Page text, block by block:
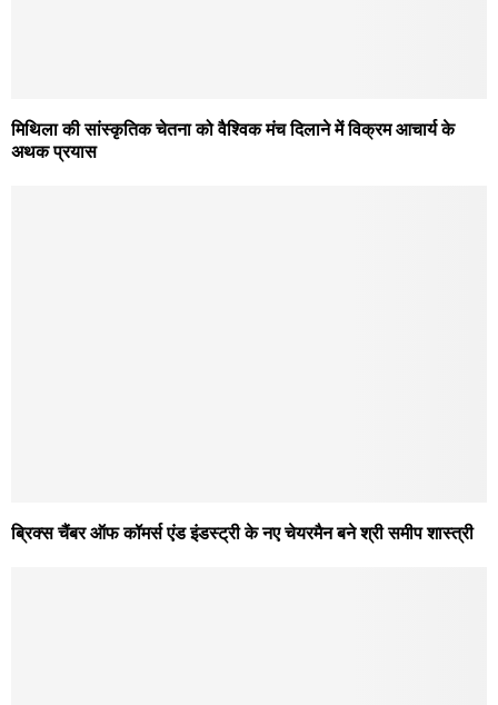
मिथिला की सांस्कृतिक चेतना को वैश्विक मंच दिलाने में विक्रम आचार्य के
अथक प्रयास
ब्रिक्स चैंबर ऑफ कॉमर्स एंड इंडस्ट्री के नए चेयरमैन बने श्री समीप शास्त्री